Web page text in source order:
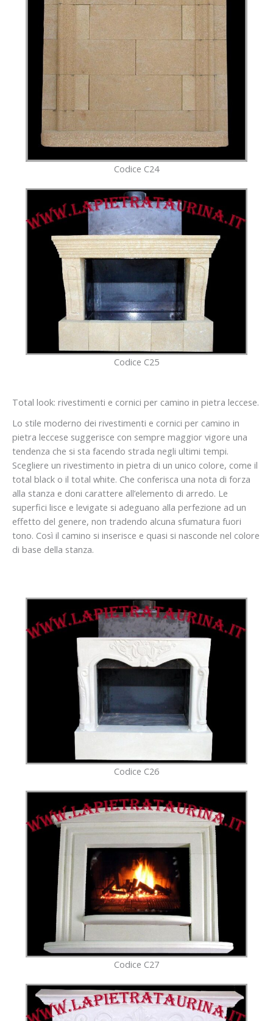
Codice C24
Codice C25
Total look: rivestimenti e cornici per camino in pietra leccese.
Lo stile moderno dei rivestimenti e cornici per camino in
pietra leccese suggerisce con sempre maggior vigore una
tendenza che si sta facendo strada negli ultimi tempi.
Scegliere un rivestimento in pietra di un unico colore, come il
total black o il total white. Che conferisca una nota di forza
alla stanza e doni carattere all’elemento di arredo. Le
superfici lisce e levigate si adeguano alla perfezione ad un
effetto del genere, non tradendo alcuna sfumatura fuori
tono. Così il camino si inserisce e quasi si nasconde nel colore
di base della stanza.
Codice C26
Codice C27